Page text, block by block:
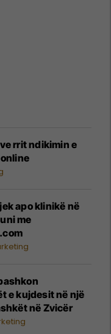
rrit ndikimin e
apo klinikë në
me
e kujdesit në një
në Zvicër